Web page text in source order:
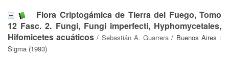
Flora Criptogámica de Tierra del Fuego, Tomo
12 Fasc. 2. Fungi, Fungi imperfecti, Hyphomycetales,
Hifomicetes acuáticos / Sebastián A. Guarrera / Buenos Aires :
Sigma (1993)